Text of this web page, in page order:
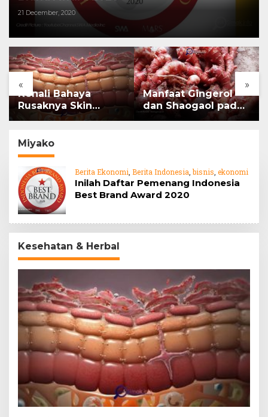
21 December, 2020
« »
Kenali Bahaya
Rusaknya Skin
Barrier
Manfaat Gingerol
dan Shaogaol pada
Miyako
Berita Ekonomi Berita Indonesia ,bisnis ekonomi
Inilah Daftar Pemenang Indonesia
Best Brand Award 2020
Kesehatan & Herbal